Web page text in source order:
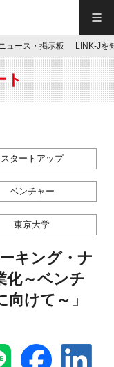
ュース・掲示板 LINK-Jを
ト
スタートアップ
ベンチャー
東京大学
キング・ナ
化～ベンチ
けて～」